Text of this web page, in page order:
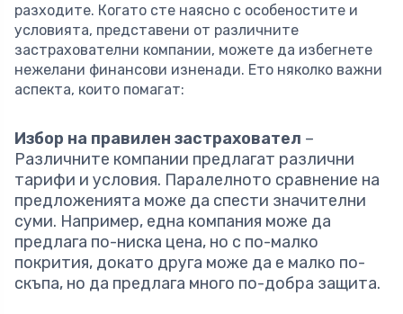
разходите. Когато сте наясно с особеностите и
условията, представени от различните
застрахователни компании, можете да избегнете
нежелани финансови изненади. Ето няколко важни
аспекта, които помагат:
Избор на правилен застраховател –
Различните компании предлагат различни
тарифи и условия. Паралелното сравнение на
предложенията може да спести значителни
суми. Например, една компания може да
предлага по-ниска цена, но с по-малко
покрития, докато друга може да е малко по-
скъпа, но да предлага много по-добра защита.